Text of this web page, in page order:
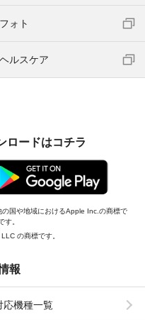
ォト
ルスケア
ロードはコチラ
国や地域におけるApple Inc.の商標で
。
の商標です。
報
応機種一覧